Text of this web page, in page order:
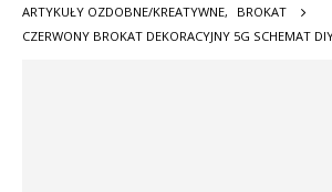
ARTYKUŁY OZDOBNE/KREATYWNE,
BROKAT
CZERWONY BROKAT DEKORACYJNY 5G SCHEMAT